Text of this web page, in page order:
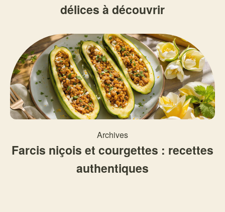
délices à découvrir
Archives
Farcis niçois et courgettes : recettes
authentiques